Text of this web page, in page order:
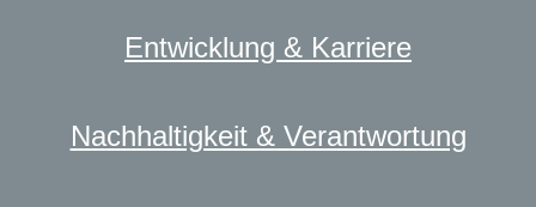
Entwicklung & Karriere
Nachhaltigkeit & Verantwortung